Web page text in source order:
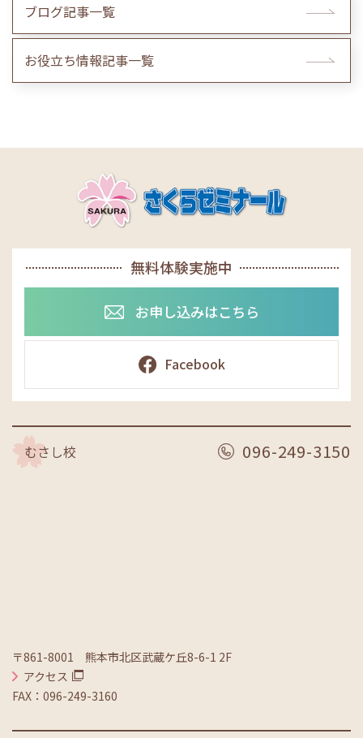
ブログ記事一覧
お役立ち情報記事一覧
無料体験実施中
お申し込みはこちら
Facebook
むさし校 096-249-3150
〒861-8001 熊本市北区武蔵ケ丘8-6-1 2F
アクセス
FAX：096-249-3160